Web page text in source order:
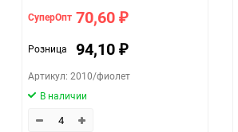
СуперОпт 70,60 ₽
Розница 94,10 ₽
Артикул: 2010/фиолет
В наличии